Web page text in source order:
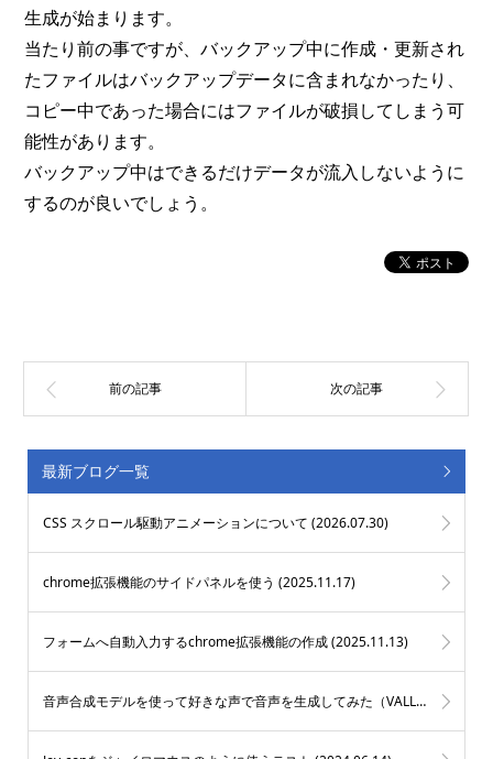
生成が始まります。
当たり前の事ですが、バックアップ中に作成・更新され
たファイルはバックアップデータに含まれなかったり、
コピー中であった場合にはファイルが破損してしまう可
能性があります。
バックアップ中はできるだけデータが流入しないように
するのが良いでしょう。
最新ブログ一覧
CSS スクロール駆動アニメーションについて (2026.07.30)
chrome拡張機能のサイドパネルを使う (2025.11.17)
フォームへ自動入力するchrome拡張機能の作成 (2025.11.13)
音声合成モデルを使って好きな声で音声を生成してみた（VALL-E X） (